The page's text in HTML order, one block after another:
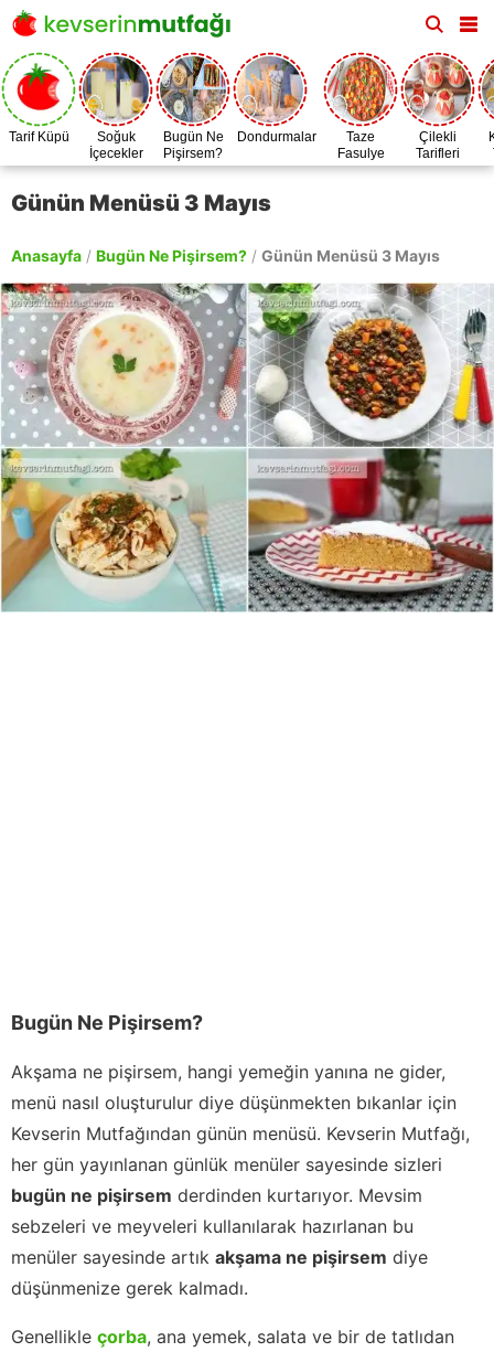
Tarif Küpü
Soğuk
İçecekler
Bugün Ne
Pişirsem?
Dondurmalar
Taze
Fasulye
Zamanı
Çilekli
Tarifleri
Günün Menüsü 3 Mayıs
Anasayfa / Bugün Ne Pişirsem? / Günün Menüsü 3 Mayıs
Bugün Ne Pişirsem?
Akşama ne pişirsem, hangi yemeğin yanına ne gider,
menü nasıl oluşturulur diye düşünmekten bıkanlar için
Kevserin Mutfağından günün menüsü. Kevserin Mutfağı,
her gün yayınlanan günlük menüler sayesinde sizleri
bugün ne pişirsem derdinden kurtarıyor. Mevsim
sebzeleri ve meyveleri kullanılarak hazırlanan bu
menüler sayesinde artık akşama ne pişirsem diye
düşünmenize gerek kalmadı.
Genellikle çorba, ana yemek, salata ve bir de tatlıdan